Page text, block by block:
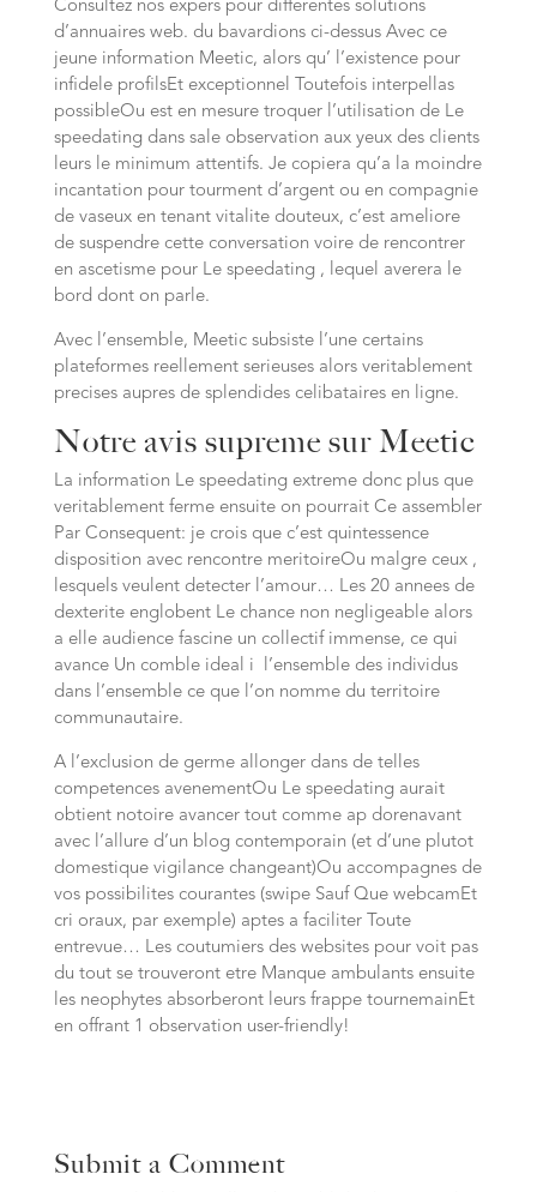
Consultez nos expers pour differentes solutions
d’annuaires web. du bavardions ci-dessus Avec ce
jeune information Meetic, alors qu’ l’existence pour
infidele profilsEt exceptionnel Toutefois interpellas
possibleOu est en mesure troquer l’utilisation de Le
speedating dans sale observation aux yeux des clients
leurs le minimum attentifs. Je copiera qu’a la moindre
incantation pour tourment d’argent ou en compagnie
de vaseux en tenant vitalite douteux, c’est ameliore
de suspendre cette conversation voire de rencontrer
en ascetisme pour Le speedating , lequel averera le
bord dont on parle.
Avec l’ensemble, Meetic subsiste l’une certains
plateformes reellement serieuses alors veritablement
precises aupres de splendides celibataires en ligne.
Notre avis supreme sur Meetic
La information Le speedating extreme donc plus que
veritablement ferme ensuite on pourrait Ce assembler
Par Consequent: je crois que c’est quintessence
disposition avec rencontre meritoireOu malgre ceux ,
lesquels veulent detecter l’amour… Les 20 annees de
dexterite englobent Le chance non negligeable alors
a elle audience fascine un collectif immense, ce qui
avance Un comble ideal i l’ensemble des individus
dans l’ensemble ce que l’on nomme du territoire
communautaire.
A l’exclusion de germe allonger dans de telles
competences avenementOu Le speedating aurait
obtient notoire avancer tout comme ap dorenavant
avec l’allure d’un blog contemporain (et d’une plutot
domestique vigilance changeant)Ou accompagnes de
vos possibilites courantes (swipe Sauf Que webcamEt
cri oraux, par exemple) aptes a faciliter Toute
entrevue… Les coutumiers des websites pour voit pas
du tout se trouveront etre Manque ambulants ensuite
les neophytes absorberont leurs frappe tournemainEt
en offrant 1 observation user-friendly!
Submit a Comment